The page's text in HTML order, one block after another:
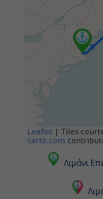
Leaflet | Tiles
carto.com
Λιμάνι